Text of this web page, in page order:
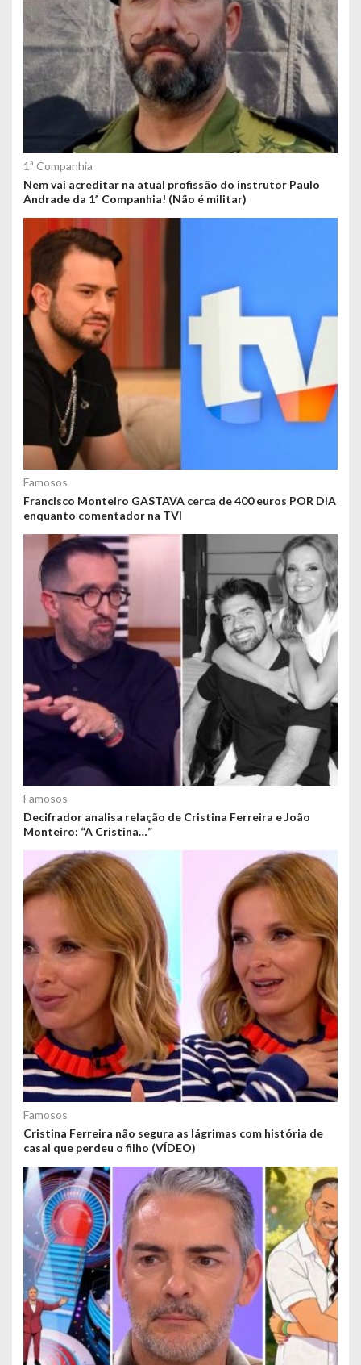
1ª Companhia
Nem vai acreditar na atual profissão do instrutor Paulo
Andrade da 1ª Companhia! (Não é militar)
Famosos
Francisco Monteiro GASTAVA cerca de 400 euros POR DIA
enquanto comentador na TVI
Famosos
Decifrador analisa relação de Cristina Ferreira e João
Monteiro: “A Cristina…”
Famosos
Cristina Ferreira não segura as lágrimas com história de
casal que perdeu o filho (VÍDEO)